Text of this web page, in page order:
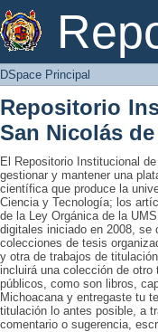
DSpace
DSpace Principal
Repositorio
San Nicolás
El Repositorio Institucional
gestionar y mantener una
científica que produce la
Ciencia y Tecnología; los
de la Ley Orgánica de la
digitales iniciado en 2008, se
colecciones de tesis
y otra de trabajos de
incluirá una colección de
públicos, como son libros,
Michoacana y entregaste tu
titulación lo antes posible, a
comentario o sugerencia,